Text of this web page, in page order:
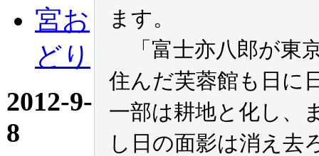
宮お
どり
2012-9-
8
ます。
「富士亦八郎が東
住んだ芙蓉館も日に
一部は耕地と化し、
し日の面影は消え去